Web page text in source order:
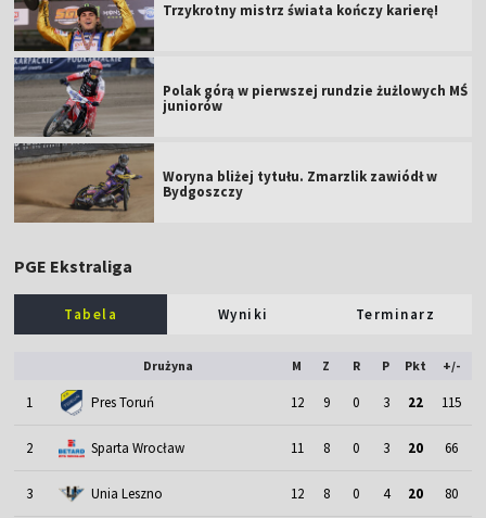
Trzykrotny mistrz świata kończy karierę!
Polak górą w pierwszej rundzie żużlowych MŚ
juniorów
Woryna bliżej tytułu. Zmarzlik zawiódł w
Bydgoszczy
PGE Ekstraliga
Tabela Wyniki Terminarz
Drużyna M Z R P Pkt +/-
1 Pres Toruń 12 9 0 3 22 115
2 Sparta Wrocław 11 8 0 3 20 66
3 Unia Leszno 12 8 0 4 20 80